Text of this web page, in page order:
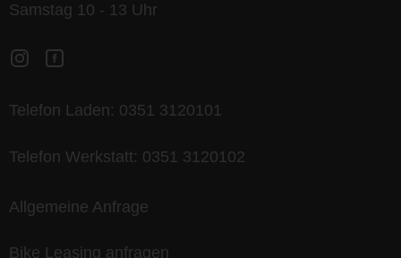
Samstag 10 - 13 Uhr
Telefon Laden: 0351 3120101
Telefon Werkstatt: 0351 3120102
Allgemeine Anfrage
Bike Leasing anfragen